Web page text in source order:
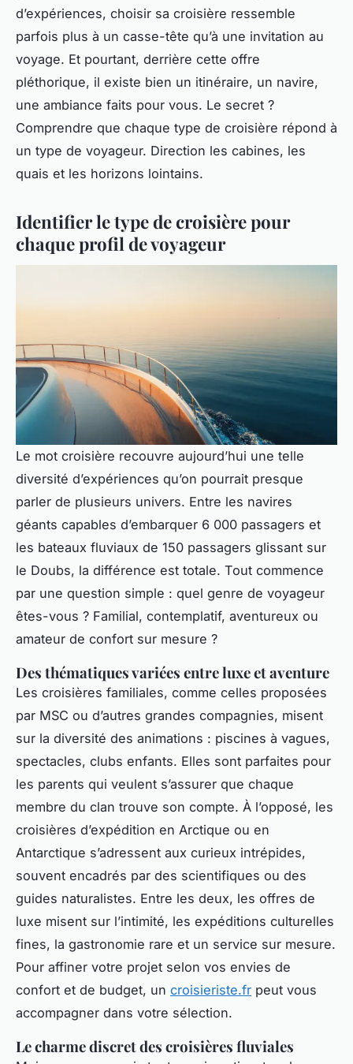
d’expériences, choisir sa croisière ressemble
parfois plus à un casse-tête qu’à une invitation au
voyage. Et pourtant, derrière cette offre
pléthorique, il existe bien un itinéraire, un navire,
une ambiance faits pour vous. Le secret ?
Comprendre que chaque type de croisière répond à
un type de voyageur. Direction les cabines, les
quais et les horizons lointains.
Identifier le type de croisière pour
chaque profil de voyageur
Le mot croisière recouvre aujourd’hui une telle
diversité d’expériences qu’on pourrait presque
parler de plusieurs univers. Entre les navires
géants capables d’embarquer 6 000 passagers et
les bateaux fluviaux de 150 passagers glissant sur
le Doubs, la différence est totale. Tout commence
par une question simple : quel genre de voyageur
êtes-vous ? Familial, contemplatif, aventureux ou
amateur de confort sur mesure ?
Des thématiques variées entre luxe et aventure
Les croisières familiales, comme celles proposées
par MSC ou d’autres grandes compagnies, misent
sur la diversité des animations : piscines à vagues,
spectacles, clubs enfants. Elles sont parfaites pour
les parents qui veulent s’assurer que chaque
membre du clan trouve son compte. À l’opposé, les
croisières d’expédition en Arctique ou en
Antarctique s’adressent aux curieux intrépides,
souvent encadrés par des scientifiques ou des
guides naturalistes. Entre les deux, les offres de
luxe misent sur l’intimité, les expéditions culturelles
fines, la gastronomie rare et un service sur mesure.
Pour affiner votre projet selon vos envies de
confort et de budget, un croisieriste.fr peut vous
accompagner dans votre sélection.
Le charme discret des croisières fluviales